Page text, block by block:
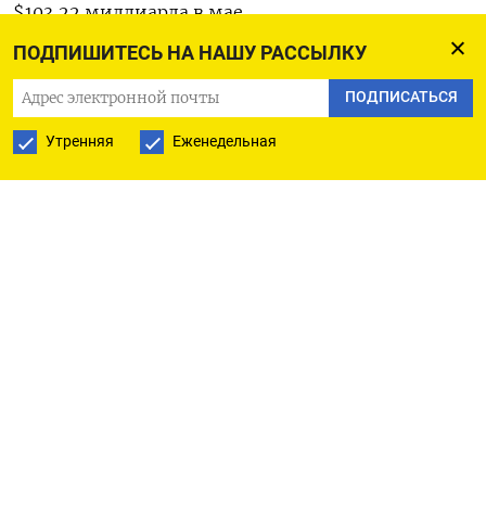
ПОДПИШИТЕСЬ НА НАШУ РАССЫЛКУ
ПОДПИСАТЬСЯ
Утренняя Еженедельная
$103,22 миллиарда в мае.
доступен по коду: